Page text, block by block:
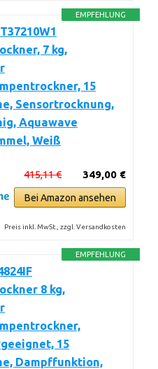
EMPFEHLUNG
7 kg,
15
Sensortrocknung,
Aquawave
Weiß
349,00 €
415,11 €
Bei Amazon ansehen
Preis inkl. MwSt., zzgl. Versandkosten
EMPFEHLUNG
8 kg,
15
Dampffunktion,